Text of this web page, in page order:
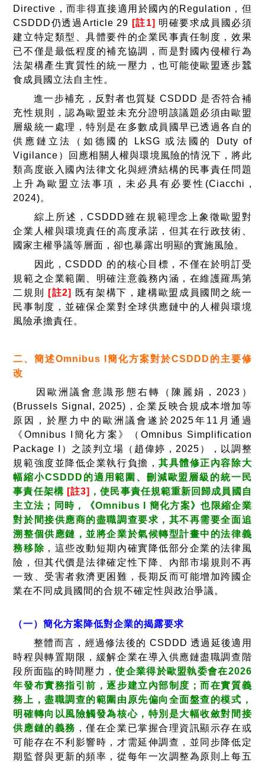
Directive，而非得直接適用於國內的Regulation，但
CSDDD仍透過Article 29 [註1] 明確要求成員國必須
建立特定類型、具體要件的企業民事責任制度，效果
已不僅是最低程度的補充協調，而是對國內侵權行為
法架構產生實質性的統一壓力，也可能使歐盟逐步蠶
食成員國立法自主性。
進一步補充，反對者也質疑 CSDDD 是否符合補
充性規則，認為歐盟並未充分證明該議題必須由歐盟
層級統一處理，特別是在多數成員國早已透過各自的
供應鏈立法（如德國的 LkSG 或法國的 Duty of
Vigilance）回應相關人權與環境風險的情況下，將此
類高度嵌入國內法律文化與經濟結構的民事責任問題
上升為歐盟立法事項，未必具有必要性(Ciacchi ,
2024)。
綜上所述，CSDDD雖在規範理念上象徵歐盟對
企業人權與環境責任的高度承諾，但其在行政技術、
國家主權爭議等層面，卻也暴露出明顯的實施風險。
因此，CSDDD 的的核心目標，不僅在於明訂受
規範之企業範圍、明確注意義務內涵，在維護羅馬第
二規則
[註2]
既有架構下，建構歐盟成員國間之統一
民事制度，並確保企業對全球供應鏈中的人權與環境
風險承擔責任。
二、簡述Omnibus I簡化方案對於CSDDD的主要修
改
因歐洲議會意識形態右轉（陳麗娟，2023）
(Brussels Signal, 2025)，企業反映合規成本增加等
原因，於壓力中的歐洲議會遂於2025年11月通過
《Omnibus I簡化方案》（Omnibus Simplification
Package I）之談判立場（趙偉婷，2025），以調整
規範強度並降低企業執行負擔，其具體修正內容除大
幅縮小CSDDD的適用範圍、刪減歐盟層級的統一民
事責任架構 [註3] ，使民事責任規範重新回歸成員國自
主立法；同時，《Omnibus I 簡化方案》也限縮企業
對於間接供應商的盡職調查要求，其不再需要全面追
溯整個供應鏈，並將企業於氣候轉型計畫中的法律義
務移除 ，這些改動短期內確實降低部分企業的法律風
險，但其代價是法律確定性下降、內部市場規則不再
一致、受害者救濟更困難，長期反而可能增加跨國企
業在不同成員國間的合規不確定性與政治爭議。
（一）簡化方案降低對企業的揭露要求
整體而言，經過修法後的 CSDDD 透過延後適用
時程與轉置期限，緩解企業在導入供應鏈盡職調查階
段所面臨的時間壓力，使企業得於歐盟執委會在2026
年發布實務指引前，逐步建立內部制度；而在實質義
務上，盡職調查的範圍由原先偏向全面盤查的模式，
明確轉向以風險觸發為核心，特別是大幅收斂對間接
供應鏈的義務 ，僅在企業已掌握合理資訊顯示存在或
可能存在不利影響時，才需延伸調查，並同步降低定
期監督與更新的頻率，從每年一次調整為原則上每五